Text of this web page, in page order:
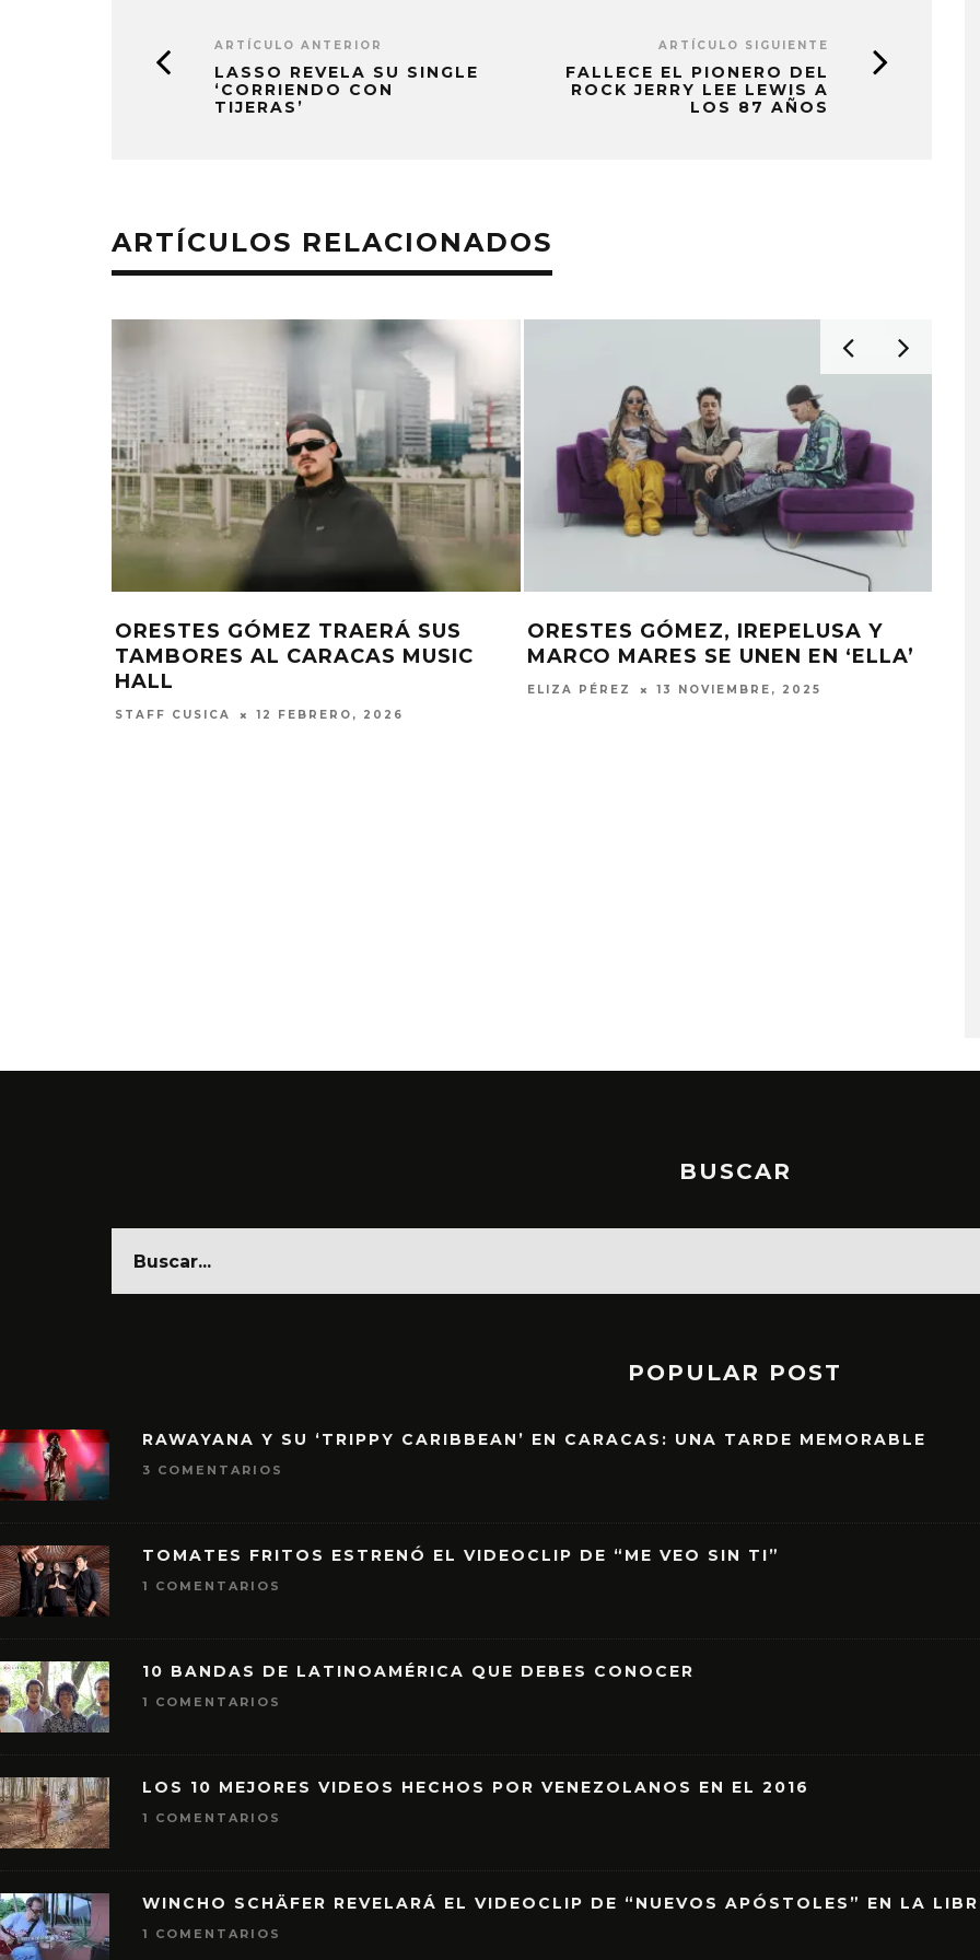
ARTÍCULO ANTERIOR
LASSO REVELA SU SINGLE
‘CORRIENDO CON
TIJERAS’
ARTÍCULO SIGUIENTE
FALLECE EL PIONERO DEL
ROCK JERRY LEE LEWIS A
LOS 87 AÑOS
ARTÍCULOS RELACIONADOS
MOTHERFLOWERS VUELVE CON ‘MI
CASITA’
ELIZA PÉREZ
LORDE COMPARTE EL SINGLE
‘HAMMER’
ELIZA PÉREZ 20 JUNIO, 2025
BUSCAR
POPULAR POST
RAWAYANA Y SU ‘TRIPPY CARIBBEAN’ EN CARACAS: UNA TARDE MEMORABLE
3 COMENTARIOS
TOMATES FRITOS ESTRENÓ EL VIDEOCLIP DE “ME VEO SIN TI”
1 COMENTARIOS
10 BANDAS DE LATINOAMÉRICA QUE DEBES CONOCER
1 COMENTARIOS
LOS 10 MEJORES VIDEOS HECHOS POR VENEZOLANOS EN EL 2016
1 COMENTARIOS
WINCHO SCHÄFER REVELARÁ EL VIDEOCLIP DE “NUEVOS APÓSTOLES” EN LA
1 COMENTARIOS